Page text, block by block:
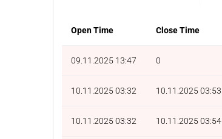
Open Time Close Time
09.11.2025 13:47 0
10.11.2025 03:32 10.11.2025 03:53
10.11.2025 03:32 10.11.2025 03:54